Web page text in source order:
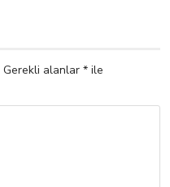
Gerekli alanlar * ile